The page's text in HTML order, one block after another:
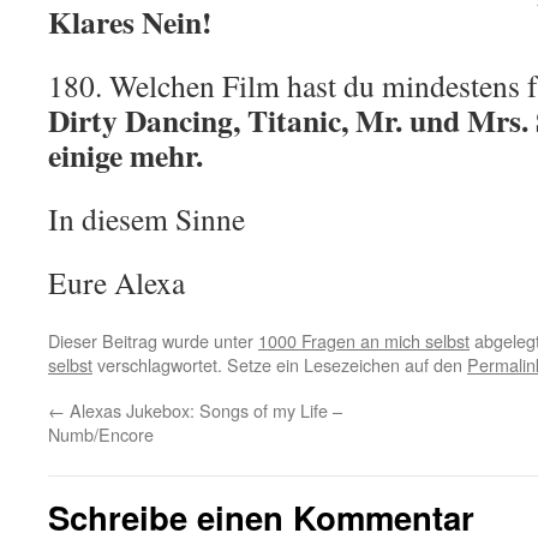
Klares Nein!
180. Welchen Film hast du mindestens
Dirty Dancing, Titanic, Mr. und Mrs.
einige mehr.
In diesem Sinne
Eure Alexa
Dieser Beitrag wurde unter 1000 Fragen an mich selbst
selbstverschlagwortet. Setze ein Lesezeichen auf den
← Alexas Jukebox: Songs of my Life –
Numb/Encore
Schreibe einen Kommentar